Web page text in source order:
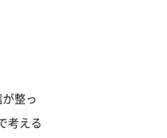
整っ
考える